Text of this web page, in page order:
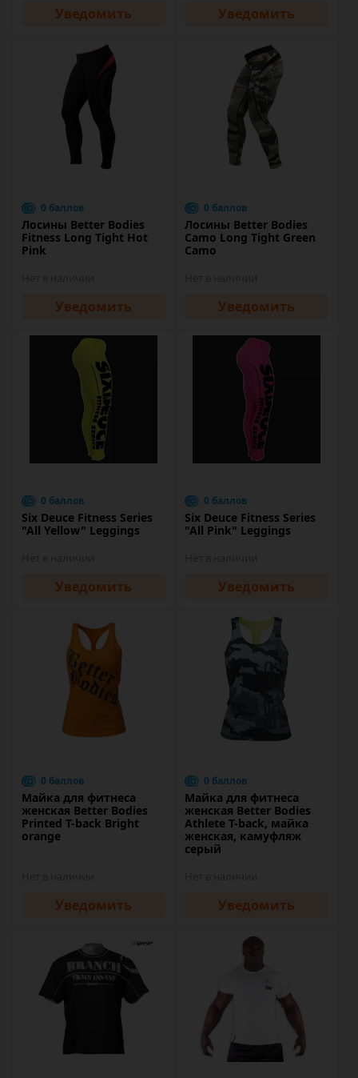
Уведомить Уведомить
0 баллов
Лосины Better Bodies
Fitness Long Tight Hot
Pink
Уведомить
0 баллов
Лосины Better Bodies
Camo Long Tight Green
Camo
Уведомить
0 баллов
Six Deuce Fitness Series
"All Yellow" Leggings
Уведомить
0 баллов
Six Deuce Fitness Series
"All Pink" Leggings
Уведомить
0 баллов
Майка для фитнеса
женская Better Bodies
Printed T-back Bright
orange
Уведомить
0 баллов
Майка для фитнеса
женская Better Bodies
Athlete T-back, майка
женская, камуфляж
серый
Уведомить